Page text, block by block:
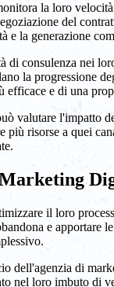
la loro
del
e la generazione
consulenza nei
la progressione
e di una
valutare l'impatto
risorse a quei
il loro
e
dell'agenzia di
nel loro imbuto di